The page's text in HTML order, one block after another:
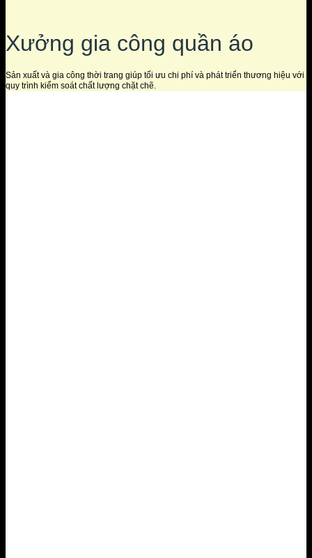
Xưởng gia công quần áo
Sản xuất và gia công thời trang giúp tối ưu chi phí và phát triển thương hiệu với
quy trình kiểm soát chất lượng chặt chẽ.